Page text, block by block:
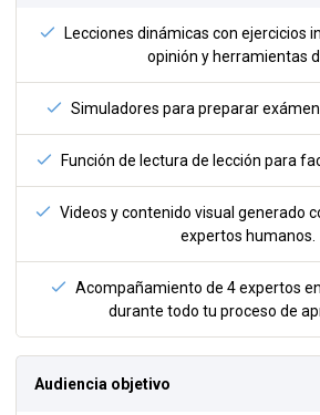
Lecciones dinámicas con ejercicios
opinión y herramientas
Simuladores para preparar
Función de lectura de lección para
Videos y contenido visual generado
expertos humanos.
Acompañamiento de 4 expertos
durante todo tu proceso de
Audiencia objetivo